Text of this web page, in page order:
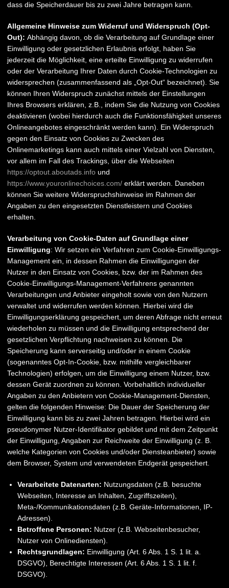
dass die Speicherdauer bis zu zwei Jahre betragen kann.
Allgemeine Hinweise zum Widerruf und Widerspruch (Opt-
Out): Abhängig davon, ob die Verarbeitung auf Grundlage einer
Einwilligung oder gesetzlichen Erlaubnis erfolgt, haben Sie
jederzeit die Möglichkeit, eine erteilte Einwilligung zu widerrufen
oder der Verarbeitung Ihrer Daten durch Cookie-Technologien zu
widersprechen (zusammenfassend als „Opt-Out“ bezeichnet). Sie
können Ihren Widerspruch zunächst mittels der Einstellungen
Ihres Browsers erklären, z.B., indem Sie die Nutzung von Cookies
deaktivieren (wobei hierdurch auch die Funktionsfähigkeit unseres
Onlineangebotes eingeschränkt werden kann). Ein Widerspruch
gegen den Einsatz von Cookies zu Zwecken des
Onlinemarketings kann auch mittels einer Vielzahl von Diensten,
vor allem im Fall des Trackings, über die Webseiten
https://optout.aboutads.info und
https://www.youronlinechoices.com/ erklärt werden. Daneben
können Sie weitere Widerspruchshinweise im Rahmen der
Angaben zu den eingesetzten Dienstleistern und Cookies
erhalten.
Verarbeitung von Cookie-Daten auf Grundlage einer
Einwilligung: Wir setzen ein Verfahren zum Cookie-Einwilligungs-
Management ein, in dessen Rahmen die Einwilligungen der
Nutzer in den Einsatz von Cookies, bzw. der im Rahmen des
Cookie-Einwilligungs-Management-Verfahrens genannten
Verarbeitungen und Anbieter eingeholt sowie von den Nutzern
verwaltet und widerrufen werden können. Hierbei wird die
Einwilligungserklärung gespeichert, um deren Abfrage nicht erneut
wiederholen zu müssen und die Einwilligung entsprechend der
gesetzlichen Verpflichtung nachweisen zu können. Die
Speicherung kann serverseitig und/oder in einem Cookie
(sogenanntes Opt-In-Cookie, bzw. mithilfe vergleichbarer
Technologien) erfolgen, um die Einwilligung einem Nutzer, bzw.
dessen Gerät zuordnen zu können. Vorbehaltlich individueller
Angaben zu den Anbietern von Cookie-Management-Diensten,
gelten die folgenden Hinweise: Die Dauer der Speicherung der
Einwilligung kann bis zu zwei Jahren betragen. Hierbei wird ein
pseudonymer Nutzer-Identifikator gebildet und mit dem Zeitpunkt
der Einwilligung, Angaben zur Reichweite der Einwilligung (z. B.
welche Kategorien von Cookies und/oder Diensteanbieter) sowie
dem Browser, System und verwendeten Endgerät gespeichert.
Verarbeitete Datenarten: Nutzungsdaten (z.B. besuchte
Webseiten, Interesse an Inhalten, Zugriffszeiten),
Meta-/Kommunikationsdaten (z.B. Geräte-Informationen, IP-
Adressen).
Betroffene Personen: Nutzer (z.B. Webseitenbesucher,
Nutzer von Onlinediensten).
Rechtsgrundlagen: Einwilligung (Art. 6 Abs. 1 S. 1 lit. a.
DSGVO), Berechtigte Interessen (Art. 6 Abs. 1 S. 1 lit. f.
DSGVO).